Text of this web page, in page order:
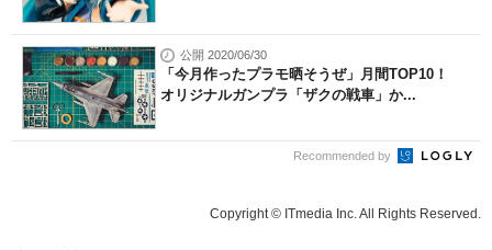
公開 2020/06/30
「今月作ったプラモ晒そうぜ」月間TOP10！
オリジナルガンプラ「ザクの戦車」か...
Recommended by
Copyright © ITmedia Inc. All Rights Reserved.